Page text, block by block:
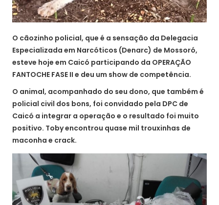
O cãozinho policial, que é a sensação da Delegacia
Especializada em Narcóticos (Denarc) de Mossoró,
esteve hoje em Caicó participando da OPERAÇÃO
FANTOCHE FASE II e deu um show de competência.
O animal, acompanhado do seu dono, que também é
policial civil dos bons, foi convidado pela DPC de
Caicó a integrar a operação e o resultado foi muito
positivo. Toby encontrou quase mil trouxinhas de
maconha e crack.